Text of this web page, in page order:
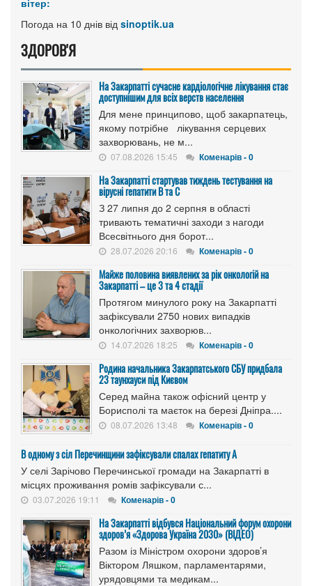
Погода на 10 днів від sinoptik.ua
ЗДОРОВ'Я
На Закарпатті сучасне кардіологічне лікування стає
доступнішим для всіх верств населення
Для мене принципово, щоб закарпатець,
якому потрібне лікування серцевих
захворювань, не м...
07.08.2026 15:45 Коменарів - 0
На Закарпатті стартував тиждень тестування на
вірусні гепатити B та C
З 27 липня до 2 серпня в області
тривають тематичні заходи з нагоди
Всесвітнього дня борот...
28.07.2026 20:16 Коменарів - 0
Майже половина виявлених за рік онкологій на
Закарпатті – це 3 та 4 стадії
Протягом минулого року на Закарпатті
зафіксували 2750 нових випадків
онкологічних захворюв...
14.07.2026 18:25 Коменарів - 0
Родина начальника Закарпатського СБУ придбала
23 таунхауси під Києвом
Серед майна також офісний центр у
Борисполі та маєток на березі Дніпра....
08.07.2026 13:48 Коменарів - 0
В одному з сіл Перечинщини зафіксували спалах гепатиту А
У селі Зарічово Перечинської громади на Закарпатті в
місцях проживання ромів зафіксували с...
03.07.2026 19:11 Коменарів - 0
На Закарпатті відбувся Національний форум охорони
здоров’я «Здорова Україна 2030» (ВІДЕО)
Разом із Міністром охорони здоров’я
Віктором Ляшком, парламентарями,
урядовцями та медикам...